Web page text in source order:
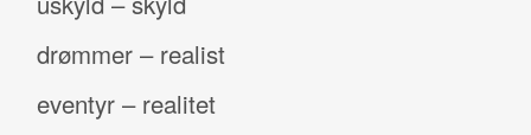
drømmer – realist
eventyr – realitet